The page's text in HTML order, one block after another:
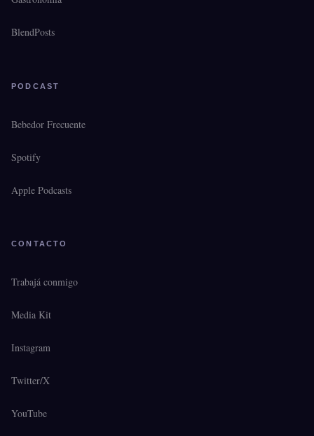
BlendPosts
PODCAST
Bebedor Frecuente
Spotify
Apple Podcasts
CONTACTO
Trabajá conmigo
Media Kit
Instagram
Twitter/X
YouTube